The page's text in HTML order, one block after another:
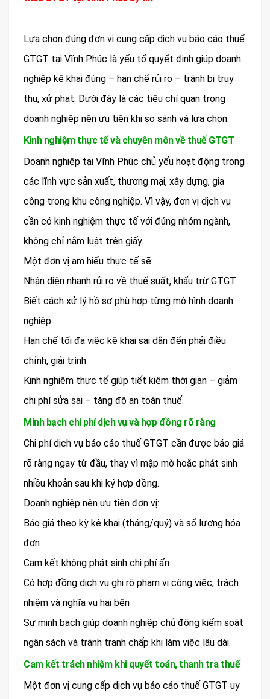
Lựa chọn đúng đơn vị cung cấp dịch vụ báo cáo thuế
GTGT tại Vĩnh Phúc là yếu tố quyết định giúp doanh
nghiệp kê khai đúng – hạn chế rủi ro – tránh bị truy
thu, xử phạt. Dưới đây là các tiêu chí quan trọng
doanh nghiệp nên ưu tiên khi so sánh và lựa chọn.
Kinh nghiệm thực tế và chuyên môn về thuế GTGT
Doanh nghiệp tại Vĩnh Phúc chủ yếu hoạt động trong
các lĩnh vực sản xuất, thương mại, xây dựng, gia
công trong khu công nghiệp. Vì vậy, đơn vị dịch vụ
cần có kinh nghiệm thực tế với đúng nhóm ngành,
không chỉ nắm luật trên giấy.
Một đơn vị am hiểu thực tế sẽ:
Nhận diện nhanh rủi ro về thuế suất, khấu trừ GTGT
Biết cách xử lý hồ sơ phù hợp từng mô hình doanh
nghiệp
Hạn chế tối đa việc kê khai sai dẫn đến phải điều
chỉnh, giải trình
Kinh nghiệm thực tế giúp tiết kiệm thời gian – giảm
chi phí sửa sai – tăng độ an toàn thuế.
Minh bạch chi phí dịch vụ và hợp đồng rõ ràng
Chi phí dịch vụ báo cáo thuế GTGT cần được báo giá
rõ ràng ngay từ đầu, thay vì mập mờ hoặc phát sinh
nhiều khoản sau khi ký hợp đồng.
Doanh nghiệp nên ưu tiên đơn vị:
Báo giá theo kỳ kê khai (tháng/quý) và số lượng hóa
đơn
Cam kết không phát sinh chi phí ẩn
Có hợp đồng dịch vụ ghi rõ phạm vi công việc, trách
nhiệm và nghĩa vụ hai bên
Sự minh bạch giúp doanh nghiệp chủ động kiểm soát
ngân sách và tránh tranh chấp khi làm việc lâu dài.
Cam kết trách nhiệm khi quyết toán, thanh tra thuế
Một đơn vị cung cấp dịch vụ báo cáo thuế GTGT uy